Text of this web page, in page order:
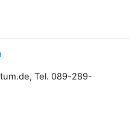
Tel. 089-289-